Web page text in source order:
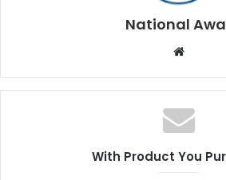
National
b
s
i
With Product You